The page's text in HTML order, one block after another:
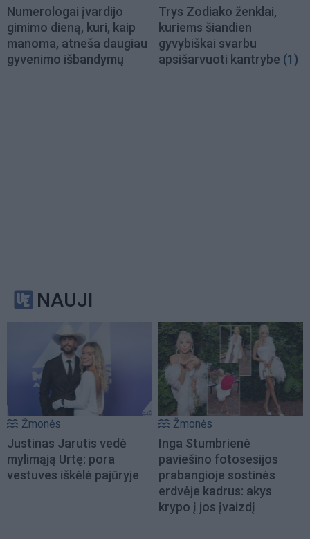
Numerologai įvardijo
gimimo dieną, kuri, kaip
manoma, atneša daugiau
gyvenimo išbandymų
Trys Zodiako ženklai,
kuriems šiandien
gyvybiškai svarbu
apsišarvuoti kantrybe (1)
NAUJI
Žmonės
Justinas Jarutis vedė
mylimąją Urtę: pora
vestuves iškėlė pajūryje
Žmonės
Inga Stumbrienė
paviešino fotosesijos
prabangioje sostinės
erdvėje kadrus: akys
krypo į jos įvaizdį